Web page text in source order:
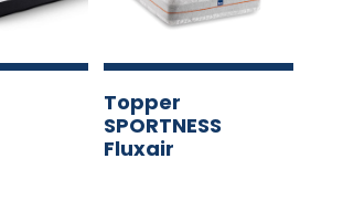
Topper
SPORTNESS
Fluxair